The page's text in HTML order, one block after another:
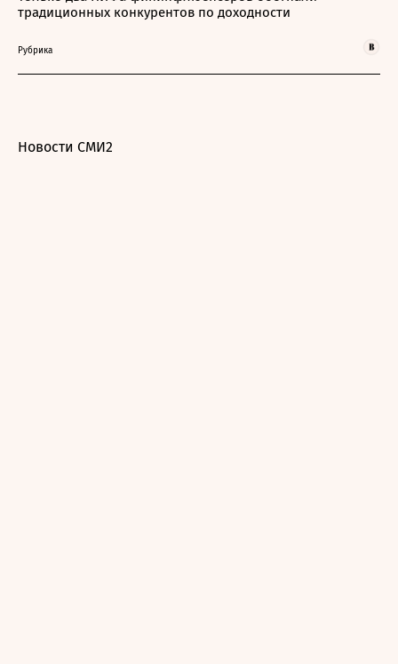
традиционных конкурентов по доходности
Рубрика
Новости СМИ2